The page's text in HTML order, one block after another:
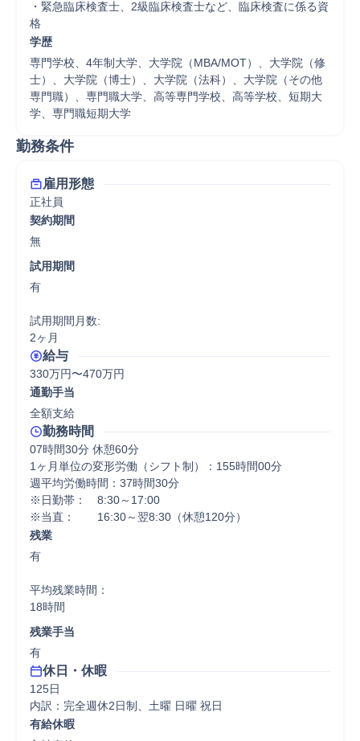
・緊急臨床検査士、2級臨床検査士など、臨床検査に係る資
格
学歴
専門学校、4年制大学、大学院（MBA/MOT）、大学院（修
士）、大学院（博士）、大学院（法科）、大学院（その他
専門職）、専門職大学、高等専門学校、高等学校、短期大
学、専門職短期大学
勤務条件
雇用形態
正社員
契約期間
無
試用期間
有
試用期間月数:
2ヶ月
給与
330万円〜470万円
通勤手当
全額支給
勤務時間
07時間30分 休憩60分
1ヶ月単位の変形労働（シフト制）：155時間00分
週平均労働時間：37時間30分
※日勤帯：　8:30～17:00
※当直：　　16:30～翌8:30（休憩120分）
残業
有
平均残業時間：
18時間
残業手当
有
休日・休暇
125日
内訳：完全週休2日制、土曜 日曜 祝日
有給休暇